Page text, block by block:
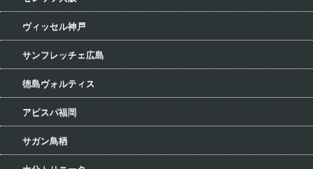
ヴィッセル神戸
サンフレッチェ広島
徳島ヴォルティス
アビスパ福岡
サガン鳥栖